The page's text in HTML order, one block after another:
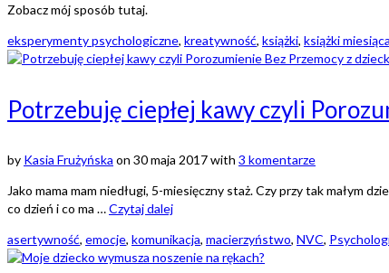
Zobacz mój sposób tutaj.
eksperymenty psychologiczne, kreatywność, książki, książki miesiąca
Potrzebuję ciepłej kawy czyli
by Kasia Frużyńska on 30 maja 2017with 3 komentarze
Jako mama mam niedługi, 5-miesięczny staż. Czy przy tak małym
co dzień i co ma …Czytaj dalej
asertywność, emocje, komunikacja, macierzyństwo, NVC,